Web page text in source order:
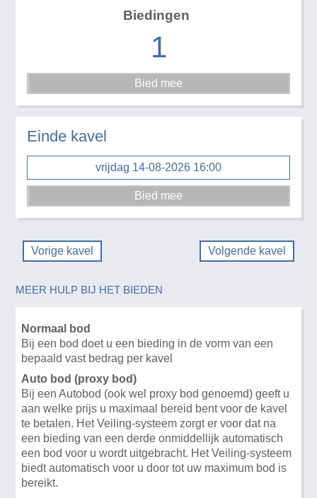
Biedingen
1
Einde kavel
vrijdag 14-08-2026 16:00
Vorige kavel Volgende kavel
MEER HULP BIJ HET BIEDEN
Normaal bod
Bij een bod doet u een bieding in de vorm van een
bepaald vast bedrag per kavel
Auto bod (proxy bod)
Bij een Autobod (ook wel proxy bod genoemd) geeft u
aan welke prijs u maximaal bereid bent voor de kavel
te betalen. Het Veiling-systeem zorgt er voor dat na
een bieding van een derde onmiddellijk automatisch
een bod voor u wordt uitgebracht. Het Veiling-systeem
biedt automatisch voor u door tot uw maximum bod is
bereikt.